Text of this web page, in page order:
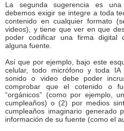
La segunda sugerencia es una
debemos exigir se integre a toda
contenido en cualquier formato
videos), y tiene que ver en que
poder codificar una firma digital
alguna fuente.
Así que por ejemplo, bajo este
celular, todo micrófono y toda IA
sonido o video debe poder
comprobar que el cotenido o
“orgánicos” (como por ejemplo,
cumpleaños) o (2) por medios
cumpleaños imaginario generado
información de su fuente (como el